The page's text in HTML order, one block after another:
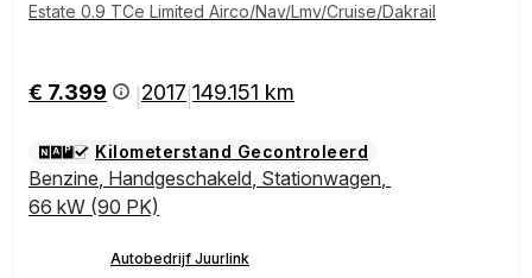
Estate 0.9 TCe Limited Airco/Nav/Lmv/Cruise/Dakrail
€ 7.399 2017 149.151 km
Kilometerstand Gecontroleerd
Benzine, Handgeschakeld, Stationwagen,
66 kW (90 PK)
Autobedrijf Juurlink